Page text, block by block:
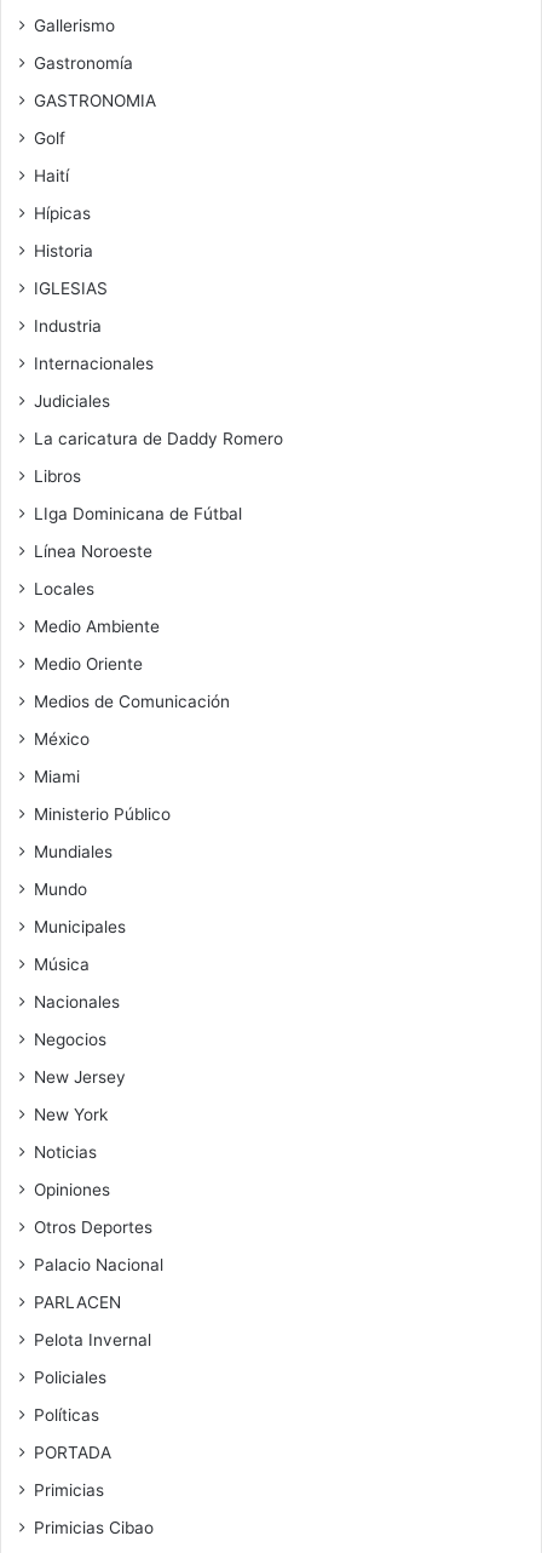
Gallerismo
Gastronomía
GASTRONOMIA
Golf
Haití
Hípicas
Historia
IGLESIAS
Industria
Internacionales
Judiciales
La caricatura de Daddy Romero
Libros
LIga Dominicana de Fútbal
Línea Noroeste
Locales
Medio Ambiente
Medio Oriente
Medios de Comunicación
México
Miami
Ministerio Público
Mundiales
Mundo
Municipales
Música
Nacionales
Negocios
New Jersey
New York
Noticias
Opiniones
Otros Deportes
Palacio Nacional
PARLACEN
Pelota Invernal
Policiales
Políticas
PORTADA
Primicias
Primicias Cibao